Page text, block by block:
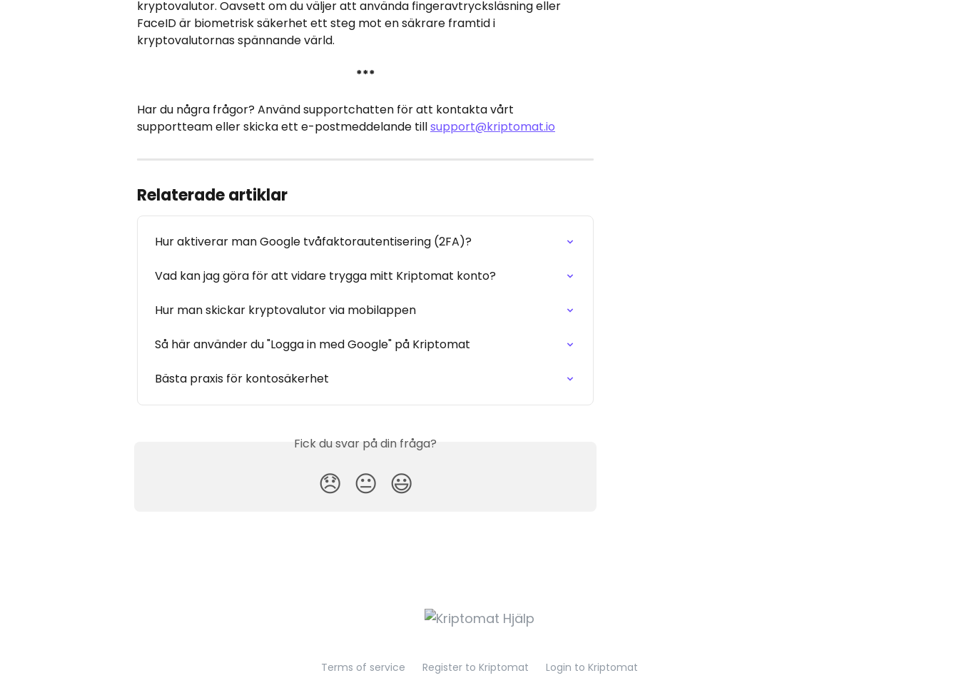
kryptovalutor. Oavsett om du väljer att använda fingeravtrycksläsning eller
FaceID är biometrisk säkerhet ett steg mot en säkrare framtid i
kryptovalutornas spännande värld.
***
Har du några frågor? Använd supportchatten för att kontakta vårt
supportteam eller skicka ett e-postmeddelande till support@kriptomat.io
Relaterade artiklar
Hur aktiverar man Google tvåfaktorautentisering (2FA)?
Vad kan jag göra för att vidare trygga mitt Kriptomat konto?
Hur man skickar kryptovalutor via mobilappen
Så här använder du "Logga in med Google" på Kriptomat
Bästa praxis för kontosäkerhet
Fick du svar på din fråga?
😞 😐 😃
Terms of service Register to Kriptomat Login to Kriptomat